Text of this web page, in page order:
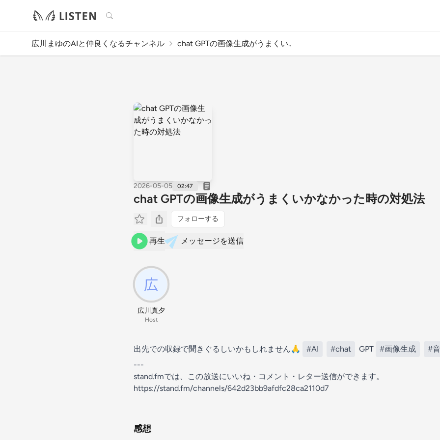
検索
広川まゆのAIと仲良くなるチャンネル chat GPTの画像生成がうまくい..
2026-05-05 02:47
chat GPTの画像生成がうまくいかなかった時の対処法
フォローする
再生 メッセージを送信
広川真夕
Host
出先での収録で聞きぐるしいかもしれません🙏 #AI #chat GPT #画像生成
#
---
stand.fmでは、この放送にいいね・コメント・レター送信ができます。
https://stand.fm/channels/642d23bb9afdfc28ca2110d7
感想